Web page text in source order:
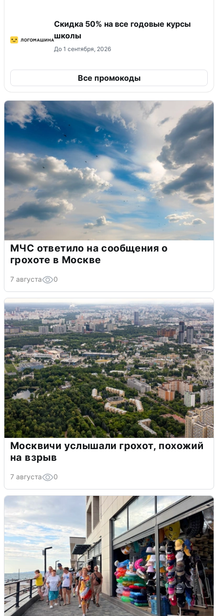
Скидка 50% на все годовые курсы
школы
До 1 сентября, 2026
Все промокоды
МЧС ответило на сообщения о
грохоте в Москве
7 августа 0
Москвичи услышали грохот, похожий
на взрыв
7 августа 0